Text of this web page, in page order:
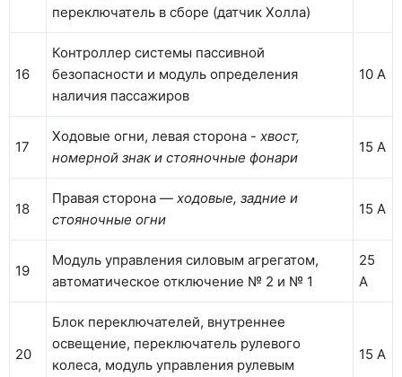
переключатель в сборе (датчик Холла)
16
Контроллер системы пассивной
безопасности и модуль определения
наличия пассажиров
10 А
17
Ходовые огни, левая сторона - хвост,
номерной знак и стояночные фонари
15 А
18
Правая сторона — ходовые, задние и
стояночные огни
15 А
19
Модуль управления силовым агрегатом,
автоматическое отключение № 2 и № 1
25
А
20
Блок переключателей, внутреннее
освещение, переключатель рулевого
колеса, модуль управления рулевым
15 А